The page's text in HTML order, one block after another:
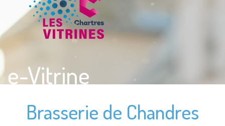
e-Vitrine
Brasserie de Chandres